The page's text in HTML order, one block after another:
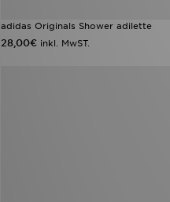
adidas Originals Shower adilette
28,00€ inkl. MwST.